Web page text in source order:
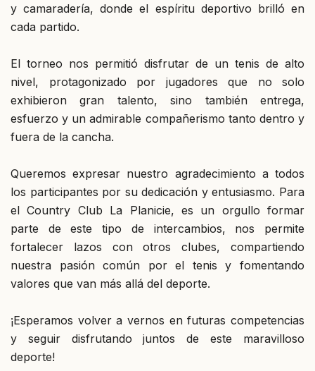
y camaradería, donde el espíritu deportivo brilló en
cada partido.
El torneo nos permitió disfrutar de un tenis de alto
nivel, protagonizado por jugadores que no solo
exhibieron gran talento, sino también entrega,
esfuerzo y un admirable compañerismo tanto dentro y
fuera de la cancha.
Queremos expresar nuestro agradecimiento a todos
los participantes por su dedicación y entusiasmo. Para
el Country Club La Planicie, es un orgullo formar
parte de este tipo de intercambios, nos permite
fortalecer lazos con otros clubes, compartiendo
nuestra pasión común por el tenis y fomentando
valores que van más allá del deporte.
¡Esperamos volver a vernos en futuras competencias
y seguir disfrutando juntos de este maravilloso
deporte!